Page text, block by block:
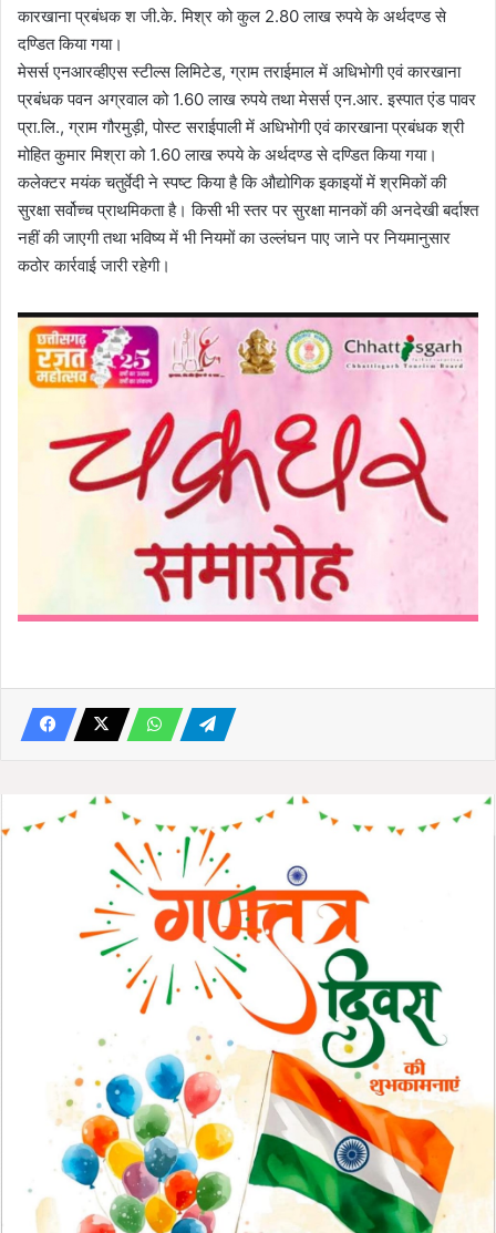
कारखाना प्रबंधक श जी.के. मिश्र को कुल 2.80 लाख रुपये के अर्थदण्ड से
दण्डित किया गया।
मेसर्स एनआरव्हीएस स्टील्स लिमिटेड, ग्राम तराईमाल में अधिभोगी एवं कारखाना
प्रबंधक पवन अग्रवाल को 1.60 लाख रुपये तथा मेसर्स एन.आर. इस्पात एंड पावर
प्रा.लि., ग्राम गौरमुड़ी, पोस्ट सराईपाली में अधिभोगी एवं कारखाना प्रबंधक श्री
मोहित कुमार मिश्रा को 1.60 लाख रुपये के अर्थदण्ड से दण्डित किया गया।
कलेक्टर मयंक चतुर्वेदी ने स्पष्ट किया है कि औद्योगिक इकाइयों में श्रमिकों की
सुरक्षा सर्वोच्च प्राथमिकता है। किसी भी स्तर पर सुरक्षा मानकों की अनदेखी बर्दाश्त
नहीं की जाएगी तथा भविष्य में भी नियमों का उल्लंघन पाए जाने पर नियमानुसार
कठोर कार्रवाई जारी रहेगी।